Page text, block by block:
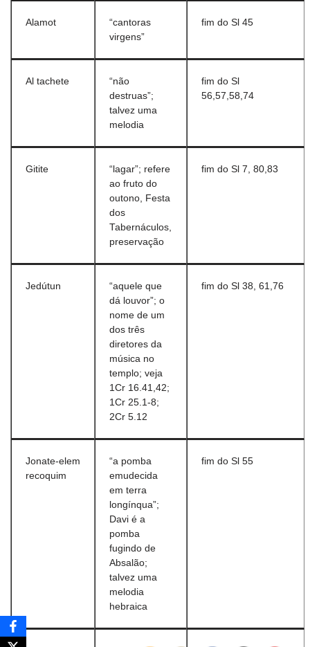
Alamot
“cantoras
virgens”
fim do Sl 45
Al tachete
“não
destruas”;
talvez uma
melodia
fim do Sl
56,57,58,74
Gitite
“lagar”; refere
ao fruto do
outono, Festa
dos
Tabernáculos,
preservação
fim do Sl 7, 80,83
Jedútun
“aquele que
dá louvor”; o
nome de um
dos três
diretores da
música no
templo; veja
1Cr 16.41,42;
1Cr 25.1-8;
2Cr 5.12
fim do Sl 38, 61,76
Jonate-elem
recoquim
“a pomba
emudecida
em terra
longínqua”;
Davi é a
pomba
fugindo de
Absalão;
talvez uma
melodia
hebraica
fim do Sl 55